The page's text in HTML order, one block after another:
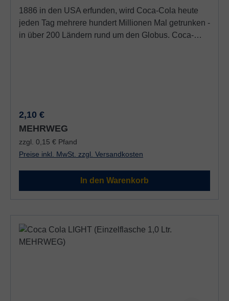
1886 in den USA erfunden, wird Coca-Cola heute
jeden Tag mehrere hundert Millionen Mal getrunken -
in über 200 Ländern rund um den Globus. Coca-
Regulärer Preis:
2,10 €
MEHRWEG
zzgl. 0,15 € Pfand
Preise inkl. MwSt. zzgl. Versandkosten
In den Warenkorb